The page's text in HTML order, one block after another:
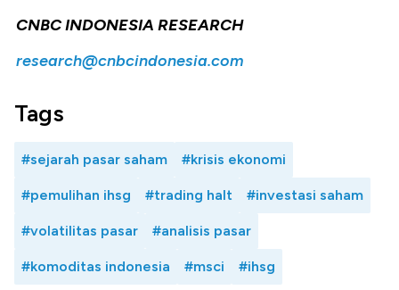
CNBC INDONESIA RESEARCH
research@cnbcindonesia.com
Tags
#sejarah pasar saham #krisis ekonomi
#pemulihan ihsg #trading halt #investasi saham
#volatilitas pasar #analisis pasar
#komoditas indonesia #msci #ihsg